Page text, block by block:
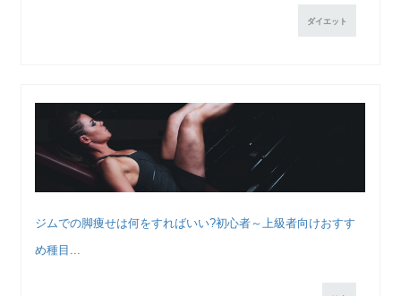
ダイエット
ジムでの脚痩せは何をすればいい?初心者～上級者向けおすす
め種目...